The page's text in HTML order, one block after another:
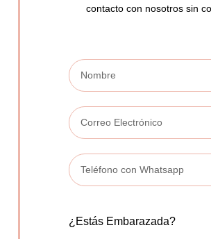
contacto con nosotros sin
¿Estás Embarazada?